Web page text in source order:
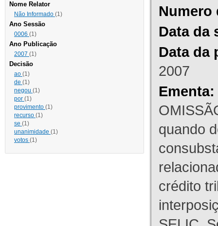
Nome Relator
Não Informado (1)
Ano Sessão
0006 (1)
Ano Publicação
2007 (1)
Decisão
ao (1)
de (1)
negou (1)
por (1)
provimento (1)
recurso (1)
se (1)
unanimidade (1)
votos (1)
Numero
Data da
Data da
2007
Ementa:
quando
crédito